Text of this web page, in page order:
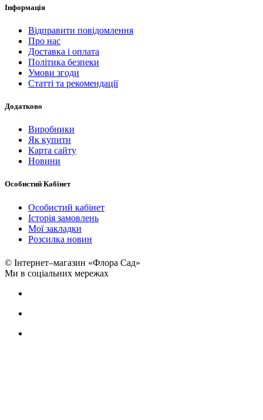
Інформація
Відправити повідомлення
Про нас
Доставка і оплата
Політика безпеки
Умови згоди
Статті та рекомендації
Додатково
Виробники
Як купити
Карта сайту
Новини
Особистий Кабінет
Особистий кабінет
Історія замовлень
Мої закладки
Розсилка новин
© Інтернет–магазин «Флора Сад»
Ми в соціальних мережах